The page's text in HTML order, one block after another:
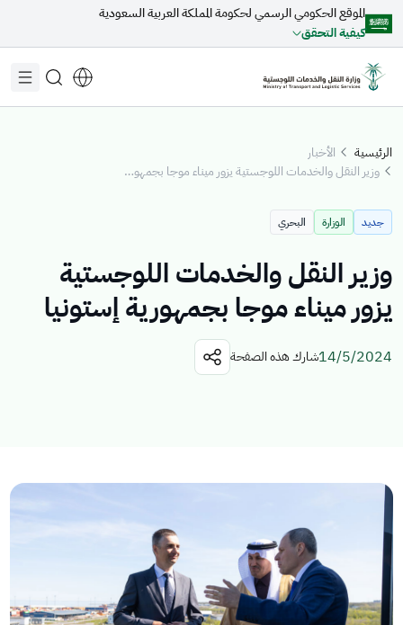
تخطي إلى المحتوى الرئيسي
الموقع الحكومي الرسمي لحكومة المملكة العربية السعودية
كيفية التحقق
الخدمات الإلكترونية
استكشف المواضيع
الخدمات الالكترونية
الاستراتيجية الوطنية للنقل والخدمات اللوجستية
عن الوزير
مجلة الوزارة الاسئلة الشائعة
الرئيسية
الأخبار
وزير النقل والخدمات اللوجستية يزور ميناء موجا بجمهورية إستونيا
جديد الوزارة البحري
وزير النقل والخدمات اللوجستية
يزور ميناء موجا بجمهورية إستونيا
14/5/2024شارك هذه الصفحة